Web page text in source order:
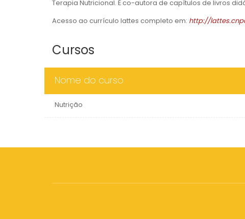
Terapia Nutricional. É co-autora de capítulos de livros
Acesso ao currículo lattes completo em: http://
Cursos
Nome do curso
Nutrição